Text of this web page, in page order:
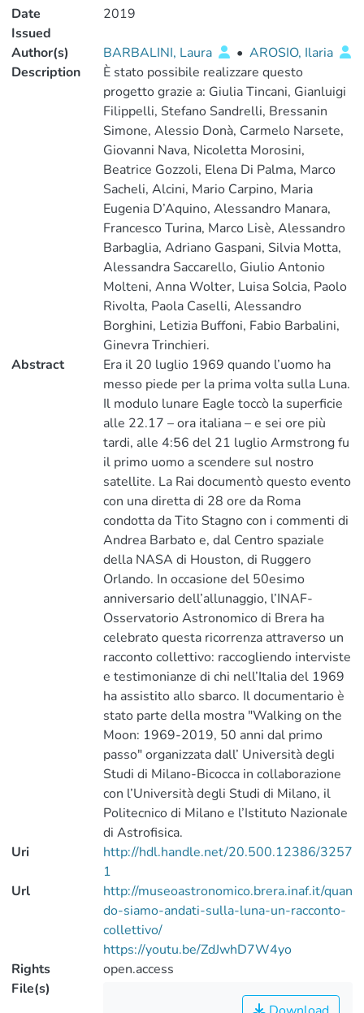
Date
Issued
2019
Author(s) BARBALINI, Laura • AROSIO, Ilaria
Description
È stato possibile realizzare questo
progetto grazie a: Giulia Tincani, Gianluigi
Filippelli, Stefano Sandrelli, Bressanin
Simone, Alessio Donà, Carmelo Narsete,
Giovanni Nava, Nicoletta Morosini,
Beatrice Gozzoli, Elena Di Palma, Marco
Sacheli, Alcini, Mario Carpino, Maria
Eugenia D’Aquino, Alessandro Manara,
Francesco Turina, Marco Lisè, Alessandro
Barbaglia, Adriano Gaspani, Silvia Motta,
Alessandra Saccarello, Giulio Antonio
Molteni, Anna Wolter, Luisa Solcia, Paolo
Rivolta, Paola Caselli, Alessandro
Borghini, Letizia Buffoni, Fabio Barbalini,
Ginevra Trinchieri.
Abstract
Era il 20 luglio 1969 quando l’uomo ha
messo piede per la prima volta sulla Luna.
Il modulo lunare Eagle toccò la superficie
alle 22.17 – ora italiana – e sei ore più
tardi, alle 4:56 del 21 luglio Armstrong fu
il primo uomo a scendere sul nostro
satellite. La Rai documentò questo evento
con una diretta di 28 ore da Roma
condotta da Tito Stagno con i commenti di
Andrea Barbato e, dal Centro spaziale
della NASA di Houston, di Ruggero
Orlando. In occasione del 50esimo
anniversario dell’allunaggio, l’INAF-
Osservatorio Astronomico di Brera ha
celebrato questa ricorrenza attraverso un
racconto collettivo: raccogliendo interviste
e testimonianze di chi nell’Italia del 1969
ha assistito allo sbarco. Il documentario è
stato parte della mostra "Walking on the
Moon: 1969-2019, 50 anni dal primo
passo" organizzata dall’ Università degli
Studi di Milano-Bicocca in collaborazione
con l’Università degli Studi di Milano, il
Politecnico di Milano e l’Istituto Nazionale
di Astrofisica.
Uri
http://hdl.handle.net/20.500.12386/3257
1
Url
http://museoastronomico.brera.inaf.it/quan
do-siamo-andati-sulla-luna-un-racconto-
collettivo/
https://youtu.be/ZdJwhD7W4yo
Rights
open.access
File(s)